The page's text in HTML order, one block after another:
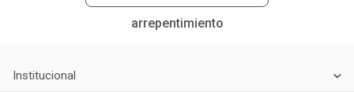
arrepentimiento
Institucional